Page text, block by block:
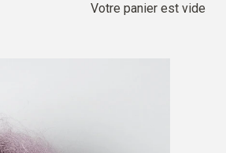
Votre panier est vide